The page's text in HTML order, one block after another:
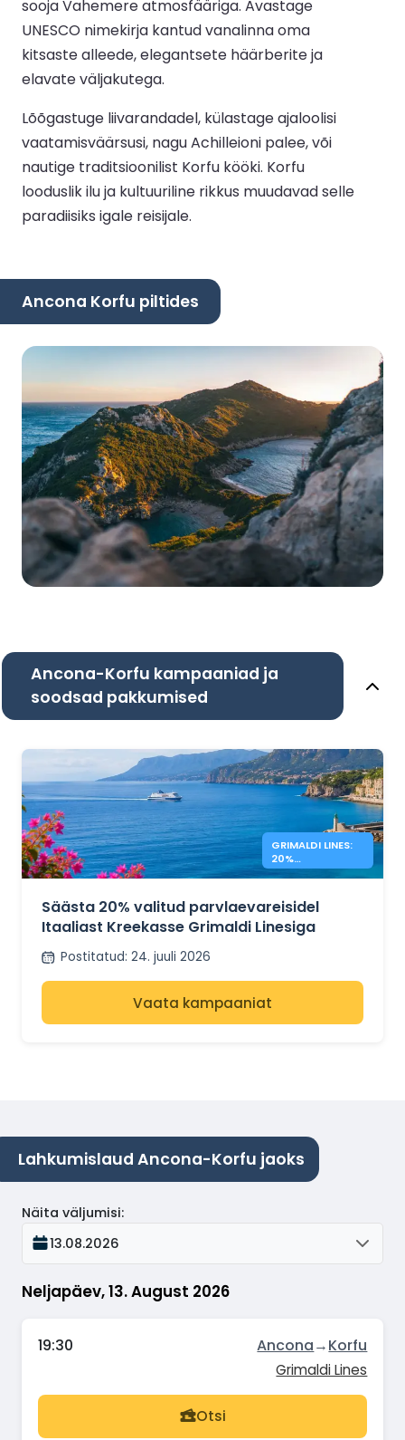
sooja Vahemere atmosfääriga. Avastage
UNESCO nimekirja kantud vanalinna oma
kitsaste alleede, elegantsete häärberite ja
elavate väljakutega.
Lõõgastuge liivarandadel, külastage ajaloolisi
vaatamisväärsusi, nagu Achilleioni palee, või
nautige traditsioonilist Korfu kööki. Korfu
looduslik ilu ja kultuuriline rikkus muudavad selle
paradiisiks igale reisijale.
Ancona Korfu piltides
Ancona-Korfu kampaaniad ja
soodsad pakkumised
GRIMALDI LINES:
20%
SOODUSTUST
PARVLAEVADELE
Säästa 20% valitud parvlaevareisidel
Itaaliast Kreekasse Grimaldi Linesiga
Postitatud: 24. juuli 2026
Vaata kampaaniat
Lahkumislaud Ancona-Korfu jaoks
Neljapäev, 13. August 2026
Näita väljumisi:
13.08.2026
19:30 Ancona→Korfu
Grimaldi Lines
Otsi